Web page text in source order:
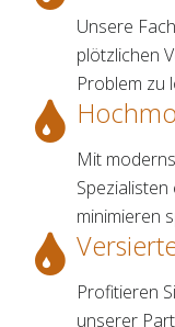
Unsere
plötzlichen
Problem zu
Mit
minimieren
Profitieren
unserer